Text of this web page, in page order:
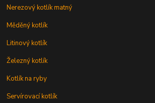
Nerezový kotlík matný
Měděný kotlík
Litinový kotlík
Železný kotlík
Kotlík na ryby
Servírovací kotlík